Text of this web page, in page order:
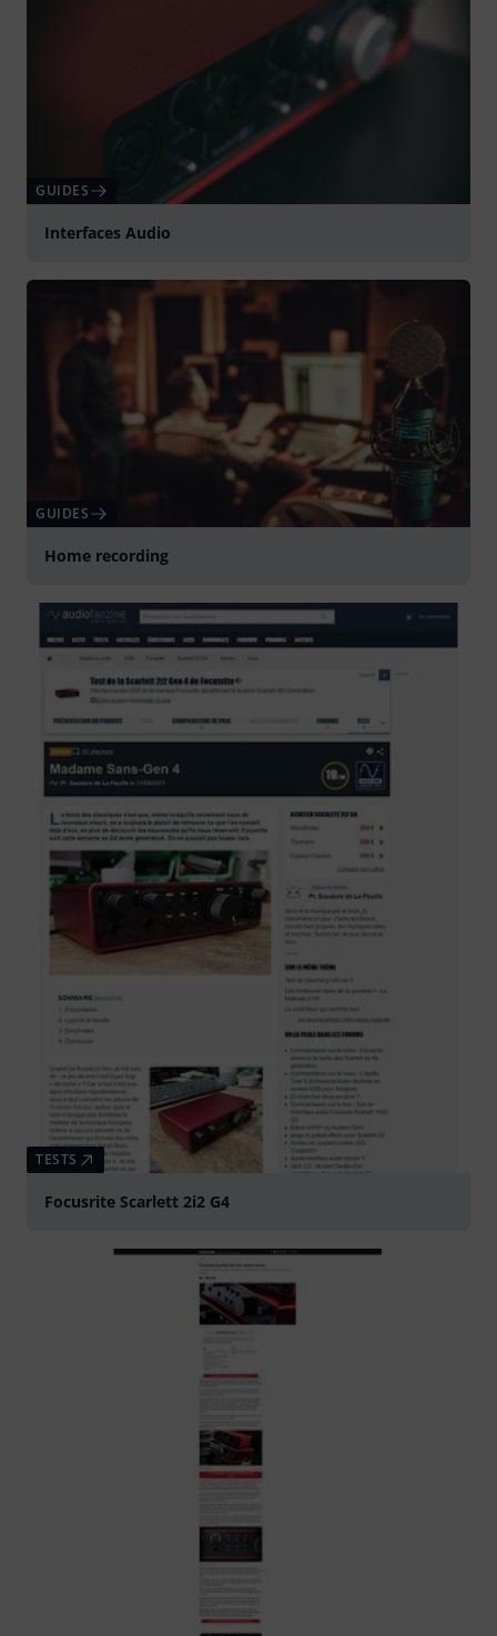
GUIDES
Interfaces Audio
GUIDES
Home recording
TESTS
Focusrite Scarlett 2i2 G4